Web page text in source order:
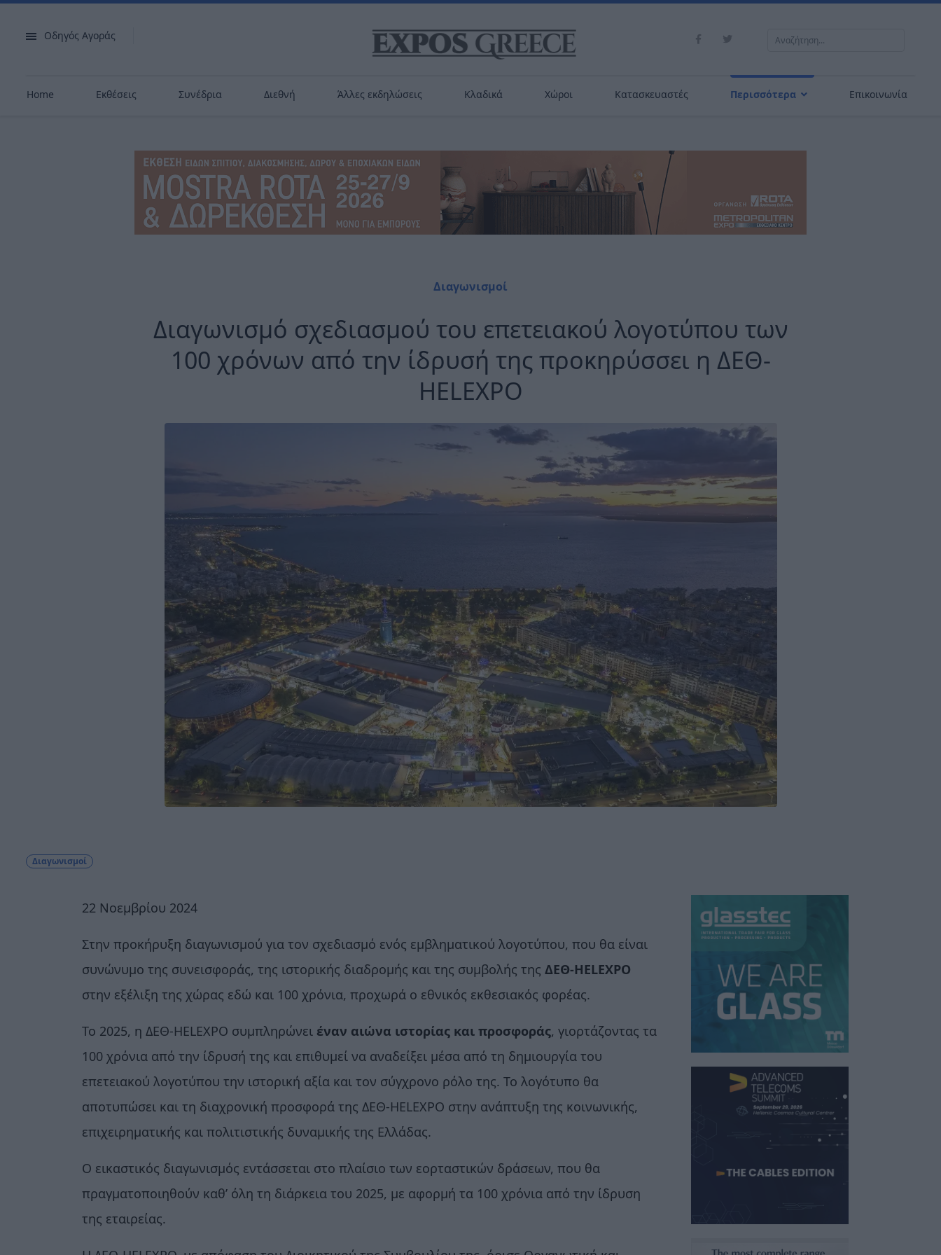
Οδηγός Αγοράς Αναζήτηση...
Home Εκθέσεις Συνέδρια Διεθνή Άλλες εκδηλώσεις Κλαδικά Χώροι Κατασκευαστές Περισσότερα Επικοινωνία
Διαγωνισμοί
Διαγωνισμό σχεδιασμού του επετειακού λογοτύπου των
100 χρόνων από την ίδρυσή της προκηρύσσει η ΔΕΘ-
HELEXPO
Διαγωνισμοί
22 Νοεμβρίου 2024
Στην προκήρυξη διαγωνισμού για τον σχεδιασμό ενός εμβληματικού λογοτύπου, που θα είναι
συνώνυμο της συνεισφοράς, της ιστορικής διαδρομής και της συμβολής της ΔΕΘ-HELEXPO
στην εξέλιξη της χώρας εδώ και 100 χρόνια, προχωρά ο εθνικός εκθεσιακός φορέας.
Το 2025, η ΔΕΘ-HELEXPO συμπληρώνει έναν αιώνα ιστορίας και προσφοράς, γιορτάζοντας τα
100 χρόνια από την ίδρυσή της και επιθυμεί να αναδείξει μέσα από τη δημιουργία του
επετειακού λογοτύπου την ιστορική αξία και τον σύγχρονο ρόλο της. Το λογότυπο θα
αποτυπώσει και τη διαχρονική προσφορά της ΔΕΘ-HELEXPO στην ανάπτυξη της κοινωνικής,
επιχειρηματικής και πολιτιστικής δυναμικής της Ελλάδας.
Ο εικαστικός διαγωνισμός εντάσσεται στο πλαίσιο των εορταστικών δράσεων, που θα
πραγματοποιηθούν καθ’ όλη τη διάρκεια του 2025, με αφορμή τα 100 χρόνια από την ίδρυση
της εταιρείας.